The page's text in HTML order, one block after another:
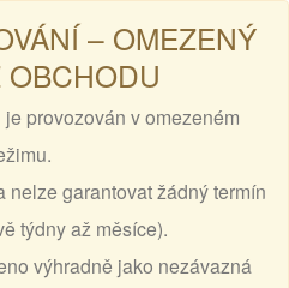
– OMEZENÝ
OBCHODU
provozován v omezeném
garantovat žádný termín
týdny až měsíce).
výhradně jako nezávazná